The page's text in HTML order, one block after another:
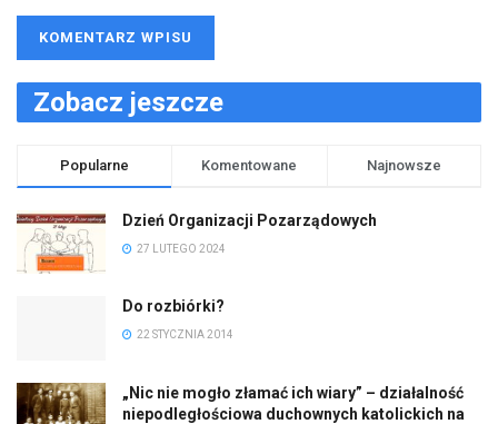
Zobacz jeszcze
Popularne Komentowane Najnowsze
Dzień Organizacji Pozarządowych
27 LUTEGO 2024
Do rozbiórki?
22 STYCZNIA 2014
„Nic nie mogło złamać ich wiary” – działalność
niepodległościowa duchownych katolickich na